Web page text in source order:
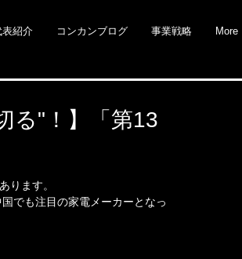
表紹介 コンカンブログ 事業戦略 More
る"！】「第13
ります。
でも注目の家電メーカーとなっ